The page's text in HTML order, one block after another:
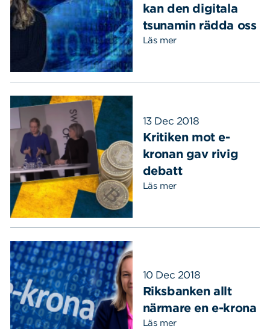
kan den digitala
tsunamin rädda oss
Läs mer
13 Dec 2018
Kritiken mot e-
kronan gav rivig
debatt
Läs mer
10 Dec 2018
Riksbanken allt
närmare en e-krona
Läs mer
Sök på sidan:Sök
efter: